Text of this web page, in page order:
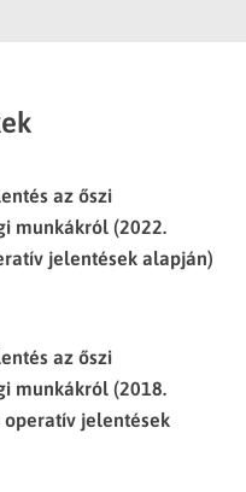
az őszi
munkákról (2022.
jelentések alapján)
az őszi
munkákról (2018.
operatív jelentések